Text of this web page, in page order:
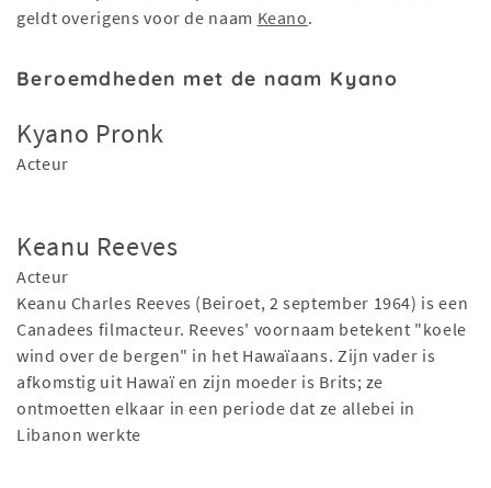
geldt overigens voor de naam Keano.
Beroemdheden met de naam Kyano
Kyano Pronk
Acteur
Keanu Reeves
Acteur
Keanu Charles Reeves (Beiroet, 2 september 1964) is een
Canadees filmacteur. Reeves' voornaam betekent "koele
wind over de bergen" in het Hawaïaans. Zijn vader is
afkomstig uit Hawaï en zijn moeder is Brits; ze
ontmoetten elkaar in een periode dat ze allebei in
Libanon werkte